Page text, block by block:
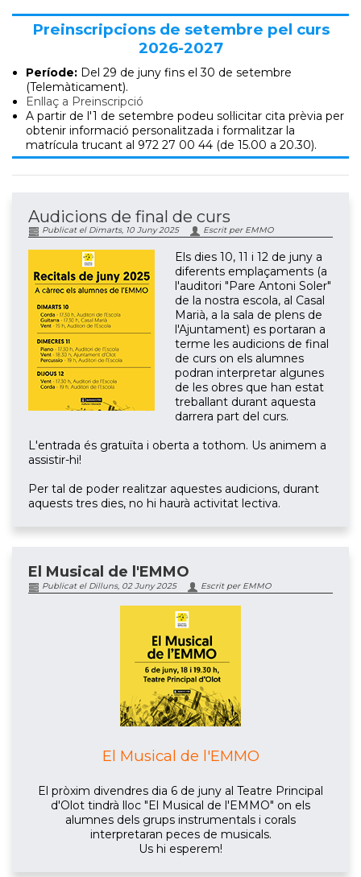
Preinscripcions de setembre pel curs
2026-2027
Període: Del 29 de juny fins el 30 de setembre
(Telemàticament).
Enllaç a Preinscripció
A partir de l'1 de setembre podeu sol·licitar cita prèvia per
obtenir informació personalitzada i formalitzar la
matrícula trucant al 972 27 00 44 (de 15.00 a 20.30).
Audicions de final de curs
Publicat el Dimarts, 10 Juny 2025 Escrit per EMMO
Els dies 10, 11 i 12 de juny a
diferents emplaçaments (a
l'auditori "Pare Antoni Soler"
de la nostra escola, al Casal
Marià, a la sala de plens de
l'Ajuntament) es portaran a
terme les audicions de final
de curs on els alumnes
podran interpretar algunes
de les obres que han estat
treballant durant aquesta
darrera part del curs.
L'entrada és gratuïta i oberta a tothom. Us animem a
assistir-hi!
Per tal de poder realitzar aquestes audicions, durant
aquests tres dies, no hi haurà activitat lectiva.
El Musical de l'EMMO
Publicat el Dilluns, 02 Juny 2025 Escrit per EMMO
El Musical de l'EMMO
El pròxim divendres dia 6 de juny al Teatre Principal
d'Olot tindrà lloc "El Musical de l'EMMO" on els
alumnes dels grups instrumentals i corals
interpretaran peces de musicals.
Us hi esperem!